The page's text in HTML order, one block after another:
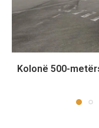
Kolonë 500-